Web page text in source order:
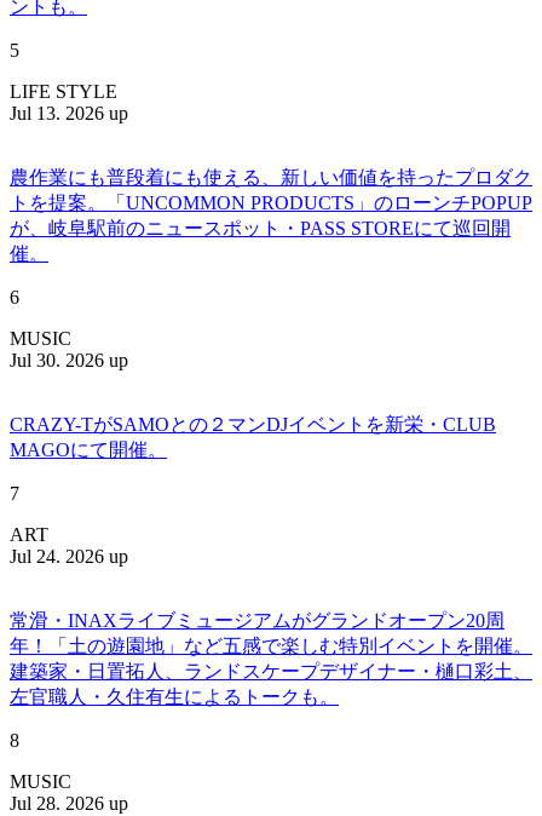
ントも。
5
LIFE STYLE
Jul 13. 2026 up
農作業にも普段着にも使える、新しい価値を持ったプロダク
トを提案。「UNCOMMON PRODUCTS」のローンチPOPUP
が、岐阜駅前のニュースポット・PASS STOREにて巡回開
催。
6
MUSIC
Jul 30. 2026 up
CRAZY-TがSAMOとの２マンDJイベントを新栄・CLUB
MAGOにて開催。
7
ART
Jul 24. 2026 up
常滑・INAXライブミュージアムがグランドオープン20周
年！「土の遊園地」など五感で楽しむ特別イベントを開催。
建築家・日置拓人、ランドスケープデザイナー・樋口彩土、
左官職人・久住有生によるトークも。
8
MUSIC
Jul 28. 2026 up